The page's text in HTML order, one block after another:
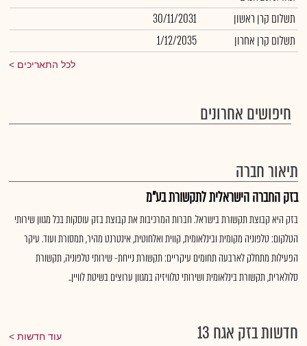
תשלום קרן ראשון
30/11/2031
תשלום קרן אחרון
1/12/2035
לכל התאריכים
חיפושים אחרונים
תיאור חברה
בזק החברה הישראלית לתקשורת בע"מ
בזק היא קבוצת תקשורת בישראל. חברות המרכיבות את קבוצת בזק עוסקות בכל מגוון שירותי
הטלקום: טלפוניה מקומית ובינלאומית, קווית ואלחוטית, אינטרנט מהיר, תמסורת ועוד. עיקר
הפעילות מתחלק לארבעה תחומים עיקריים: תקשורת נייחת- שירותי טלפוניה, תקשורת
סלולארית, תקשורת בינלאומית ושירותי טלוויזיה במגוון ערוצים בשיטת לוויין..
חדשות בזק אגח 13 עוד חדשות